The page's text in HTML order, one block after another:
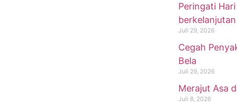
Peringati
Juli 29, 2026
Cegah
Bela
Juli 29, 2026
Merajut Asa
Juli 8, 2026